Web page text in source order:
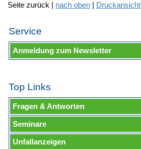
Seite zurück | nach oben | Druckansicht
Service
Anmeldung zum Newsletter
Top Links
Fragen & Antworten
Seminare
Unfallanzeigen